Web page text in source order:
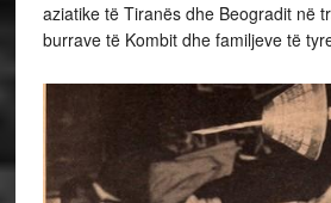
aziatike të Tiranës dhe Beogradit në
burrave të Kombit dhe familjeve të